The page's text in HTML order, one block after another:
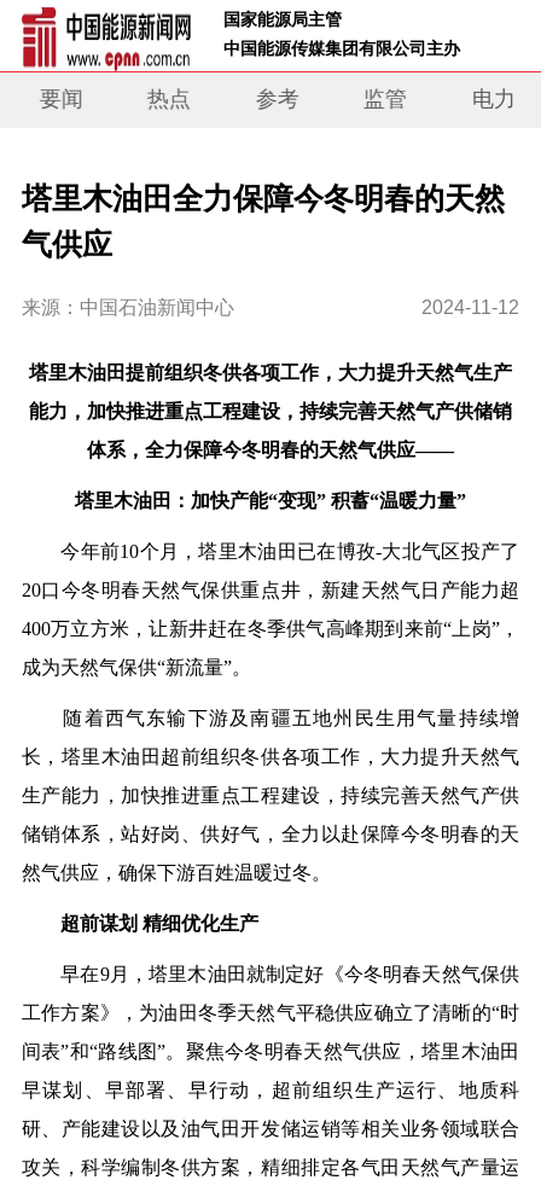
国家能源局主管
中国能源传媒集团有限公司主办
要闻 热点 参考 监管 电力
塔里木油田全力保障今冬明春的天然
气供应
来源：中国石油新闻中心 2024-11-12
塔里木油田提前组织冬供各项工作，大力提升天然气生产
能力，加快推进重点工程建设，持续完善天然气产供储销
体系，全力保障今冬明春的天然气供应——
塔里木油田：加快产能“变现” 积蓄“温暖力量”
今年前10个月，塔里木油田已在博孜-大北气区投产了
20口今冬明春天然气保供重点井，新建天然气日产能力超
400万立方米，让新井赶在冬季供气高峰期到来前“上岗”，
成为天然气保供“新流量”。
随着西气东输下游及南疆五地州民生用气量持续增
长，塔里木油田超前组织冬供各项工作，大力提升天然气
生产能力，加快推进重点工程建设，持续完善天然气产供
储销体系，站好岗、供好气，全力以赴保障今冬明春的天
然气供应，确保下游百姓温暖过冬。
超前谋划 精细优化生产
早在9月，塔里木油田就制定好《今冬明春天然气保供
工作方案》，为油田冬季天然气平稳供应确立了清晰的“时
间表”和“路线图”。聚焦今冬明春天然气供应，塔里木油田
早谋划、早部署、早行动，超前组织生产运行、地质科
研、产能建设以及油气田开发储运销等相关业务领域联合
攻关，科学编制冬供方案，精细排定各气田天然气产量运